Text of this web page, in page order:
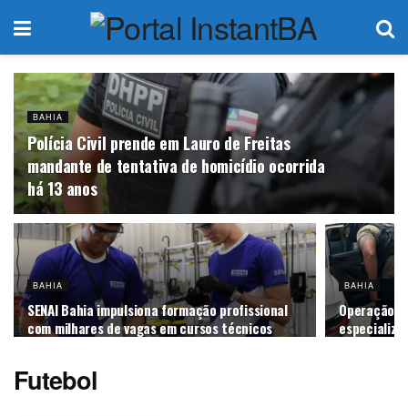
BAHIA
Polícia Civil prende em Lauro de Freitas
mandante de tentativa de homicídio ocorrida
há 13 anos
BAHIA
SENAI Bahia impulsiona formação profissional
com milhares de vagas em cursos técnicos
BAHIA
Operação
Futebol